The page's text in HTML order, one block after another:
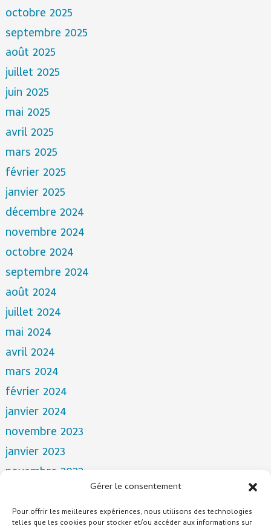
Gérer le consentement
Pour offrir les meilleures expériences, nous utilisons des technologies
telles que les cookies pour stocker et/ou accéder aux informations sur
octobre 2025
septembre 2025
août 2025
juillet 2025
juin 2025
mai 2025
avril 2025
mars 2025
février 2025
janvier 2025
décembre 2024
novembre 2024
octobre 2024
septembre 2024
août 2024
juillet 2024
mai 2024
avril 2024
mars 2024
février 2024
janvier 2024
novembre 2023
janvier 2023
novembre 2022
mars 2022